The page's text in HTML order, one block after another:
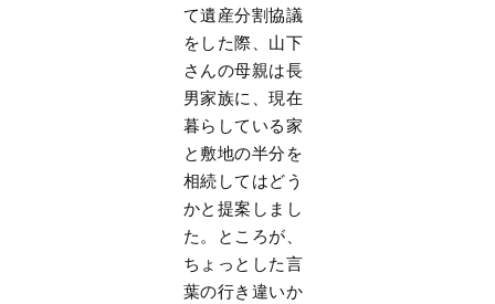
て遺産分割協議
をした際、山下
さんの母親は長
男家族に、現在
暮らしている家
と敷地の半分を
相続してはどう
かと提案しまし
た。ところが、
ちょっとした言
葉の行き違いか